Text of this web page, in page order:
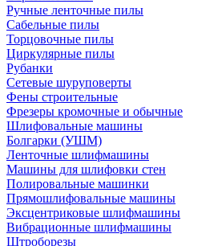
Ручные ленточные пилы
Сабельные пилы
Торцовочные пилы
Циркулярные пилы
Рубанки
Сетевые шуруповерты
Фены строительные
Фрезеры кромочные и обычные
Шлифовальные машины
Болгарки (УШМ)
Ленточные шлифмашины
Машины для шлифовки стен
Полировальные машинки
Прямошлифовальные машины
Эксцентриковые шлифмашины
Вибрационные шлифмашины
Штроборезы